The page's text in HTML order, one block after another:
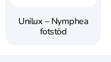
Unilux – Nymphea
fotstöd